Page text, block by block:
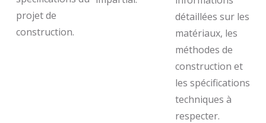
projet de
construction.
détaillées sur les
matériaux, les
méthodes de
construction et
les spécifications
techniques à
respecter.